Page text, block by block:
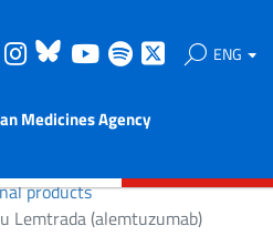
Linkedin
Instagram
Bluesky
Youtube
Spotify ENG
Medicines Agency
products
Lemtrada (alemtuzumab)